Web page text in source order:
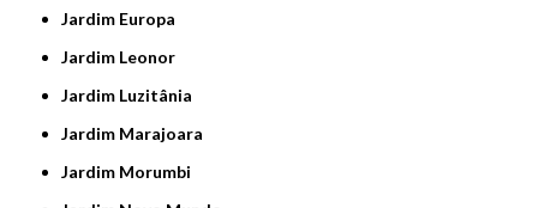
Jardim Europa
Jardim Leonor
Jardim Luzitânia
Jardim Marajoara
Jardim Morumbi